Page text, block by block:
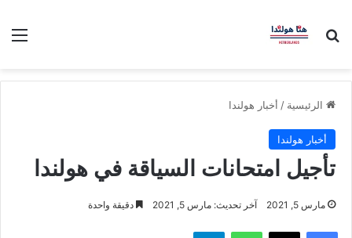
بحث عن
الرئيسية / أخبار هولندا
أخبار هولندا
تأجيل امتحانات السياقة في هولندا
مارس 5, 2021 آخر تحديث: مارس 5, 2021 دقيقة واحدة
فيسبوك ‫X واتساب تيلقرام